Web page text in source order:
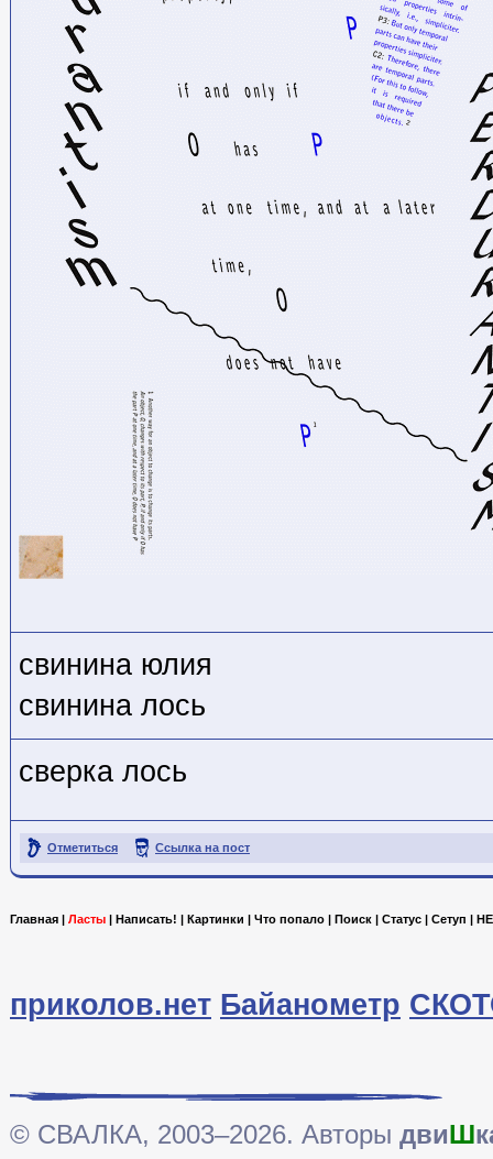
свинина юлия
свинина лось
сверка лось
Отметиться Ссылка на пост
Главная | Ласты | Написать! | Картинки | Что попало | Поиск | Статус | Сетуп |
приколов.нет Байанометр
© СВАЛКА, 2003–2026. Авторы двиШ